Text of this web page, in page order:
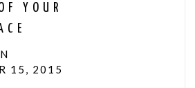
YOUR
15, 2015